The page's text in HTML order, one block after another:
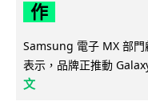
作
Samsung 電子 MX 部門
表示，品牌正推動
文